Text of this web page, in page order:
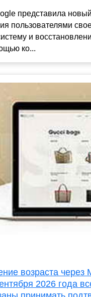
представила
пользователями
и
ко...
возраста через
2026 года